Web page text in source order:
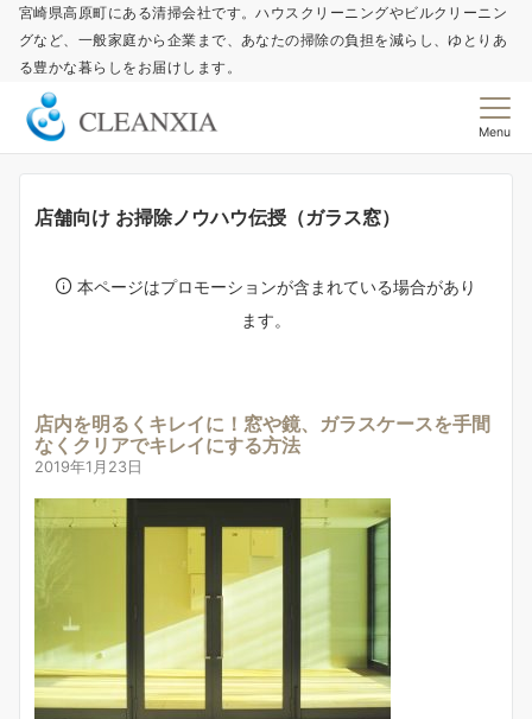
宮崎県高原町にある清掃会社です。ハウスクリーニングやビルクリーニン
グなど、一般家庭から企業まで、あなたの掃除の負担を減らし、ゆとりあ
る豊かな暮らしをお届けします。
Menu
店舗向け お掃除ノウハウ伝授（ガラス窓）
本ページはプロモーションが含まれている場合があり
ます。
店内を明るくキレイに！窓や鏡、ガラスケースを手間
なくクリアでキレイにする方法
2019年1月23日